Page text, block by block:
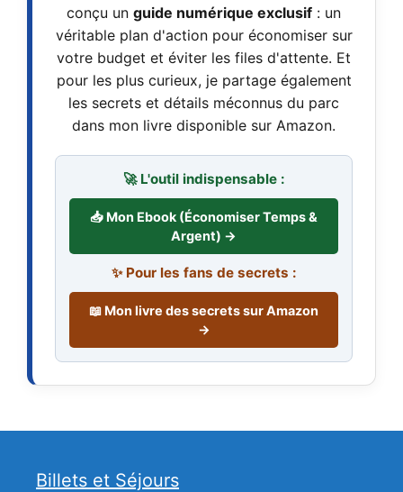
conçu un guide numérique exclusif : un
véritable plan d'action pour économiser sur
votre budget et éviter les files d'attente. Et
pour les plus curieux, je partage également
les secrets et détails méconnus du parc
dans mon livre disponible sur Amazon.
🚀 L'outil indispensable :
📥 Mon Ebook (Économiser Temps &
Argent) →
✨ Pour les fans de secrets :
📖 Mon livre des secrets sur Amazon
→
Billets et Séjours